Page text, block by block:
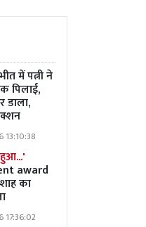
में पत्नी ने
पिलाई,
डाला,
13:10:38
award
का
17:36:02